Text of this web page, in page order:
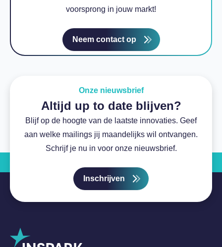
voorsprong in jouw markt!
Neem contact op
Onze nieuwsbrief
Altijd up to date blijven?
Blijf op de hoogte van de laatste innovaties. Geef
aan welke mailings jij maandelijks wil ontvangen.
Schrijf je nu in voor onze nieuwsbrief.
Inschrijven